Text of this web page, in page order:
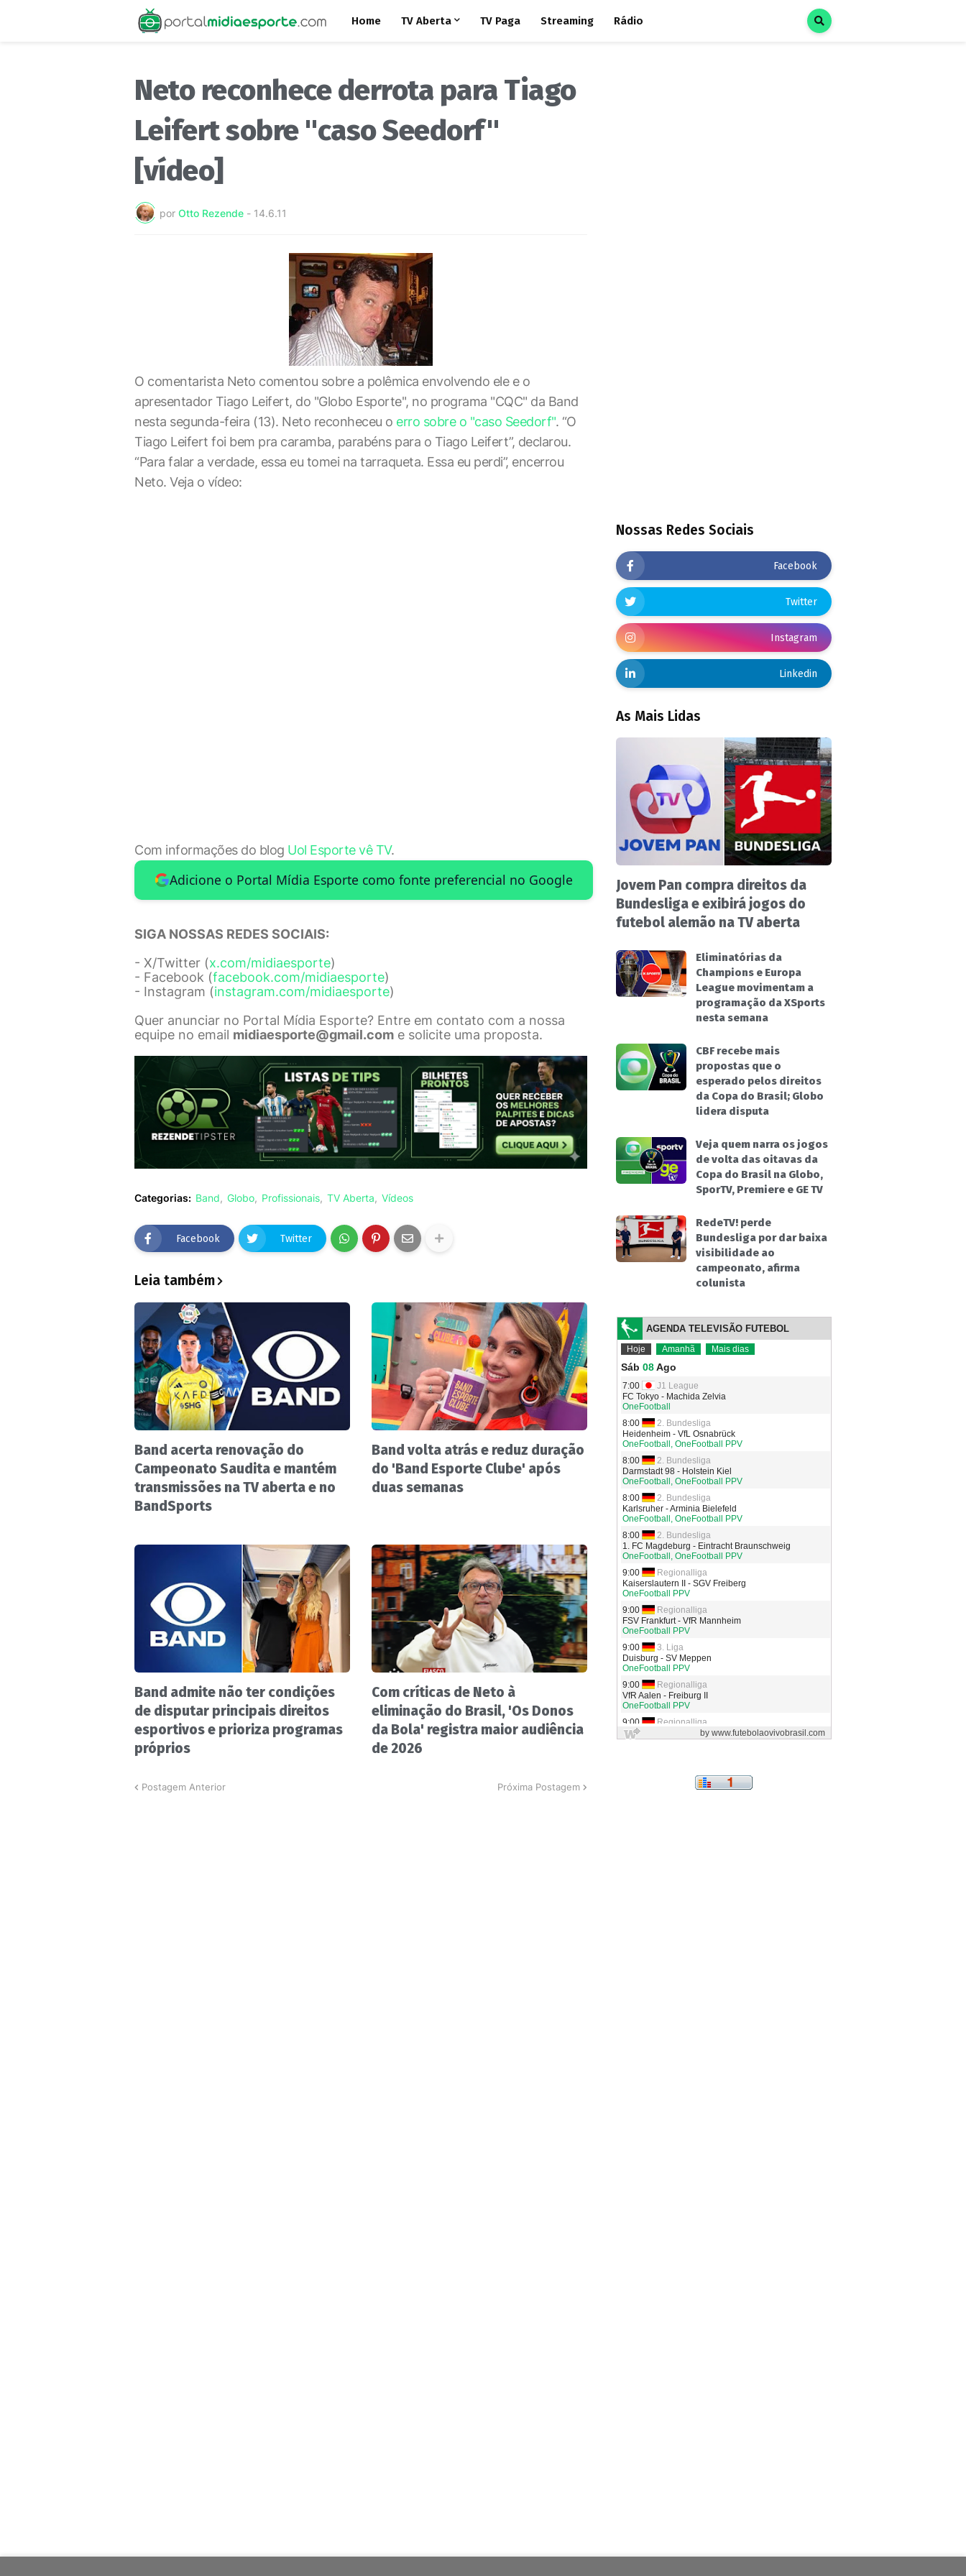
Home TV Aberta TV Paga Streaming Rádio
Neto reconhece derrota para Tiago
Leifert sobre "caso Seedorf"
[vídeo]
por Otto Rezende - 14.6.11
O comentarista Neto comentou sobre a polêmica envolvendo ele e o
apresentador Tiago Leifert, do "Globo Esporte", no programa "CQC" da Band
nesta segunda-feira (13). Neto reconheceu o erro sobre o "caso Seedorf". “O
Tiago Leifert foi bem pra caramba, parabéns para o Tiago Leifert”, declarou.
“Para falar a verdade, essa eu tomei na tarraqueta. Essa eu perdi”, encerrou
Neto. Veja o vídeo:
Com informações do blog Uol Esporte vê TV.
Adicione o Portal Mídia Esporte como fonte preferencial no Google
SIGA NOSSAS REDES SOCIAIS:
- X/Twitter (x.com/midiaesporte)
- Facebook (facebook.com/midiaesporte)
- Instagram (instagram.com/midiaesporte)
Quer anunciar no Portal Mídia Esporte? Entre em contato com a nossa
equipe no email midiaesporte@gmail.com e solicite uma proposta.
Categorias: Band Globo Profissionais TV Aberta Vídeos
Facebook Twitter
Leia também
Band acerta renovação do
Campeonato Saudita e mantém
transmissões na TV aberta e no
BandSports
Band volta atrás e reduz duração
do 'Band Esporte Clube' após
duas semanas
Band admite não ter condições
de disputar principais direitos
esportivos e prioriza programas
próprios
Com críticas de Neto à
eliminação do Brasil, 'Os Donos
da Bola' registra maior audiência
de 2026
Postagem Anterior Próxima Postagem
Nossas Redes Sociais
Facebook
Twitter
Instagram
Linkedin
As Mais Lidas
Jovem Pan compra direitos da
Bundesliga e exibirá jogos do
futebol alemão na TV aberta
Eliminatórias da
Champions e Europa
League movimentam a
programação da XSports
nesta semana
CBF recebe mais
propostas que o
esperado pelos direitos
da Copa do Brasil; Globo
lidera disputa
Veja quem narra os jogos
de volta das oitavas da
Copa do Brasil na Globo,
SporTV, Premiere e GE TV
RedeTV! perde
Bundesliga por dar baixa
visibilidade ao
campeonato, afirma
colunista